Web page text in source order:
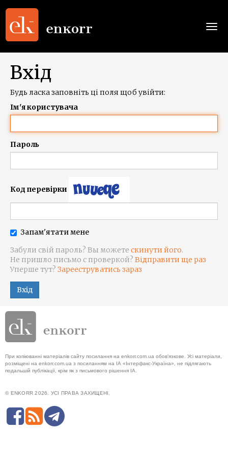
Вхід
Будь ласка заповніть ці поля щоб увійти:
Ім'я користувача
Пароль
Код перевірки
Запам'ятати мене
Забули свій пароль? Вы можете скинути його.
Не пришло письмо с проверкой? Відправити ще раз
Уперше тут? Зарееструватись зараз
Вхід
При копіюванні матеріалів сайту посилання на enkorr.com.ua обов'язкове. Усі матеріали,
розміщені на enkorr.com.ua з посиланням на ІА «Інтерфакс-Україна», не підлягають
подальшій публікації, крім як з письмового рішення ІА.
© ENKORR 2026. УСІ ПРАВА ЗАХИЩЕНІ.